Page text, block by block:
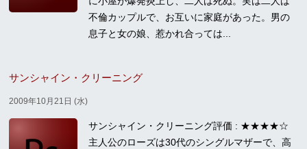
不倫カップルで、お互いに家庭があった。男の
息子と女の娘、惹かれ合っては...
サンシャイン・クリーニング
2009年10月21日 (水)
サンシャイン・クリーニング評価 : ★★★★☆
主人公のローズは30代のシングルマザーで、高